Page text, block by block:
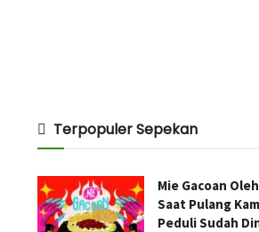
Terpopuler Sepekan
Mie Gacoan
Saat Pulang
Peduli Sudah